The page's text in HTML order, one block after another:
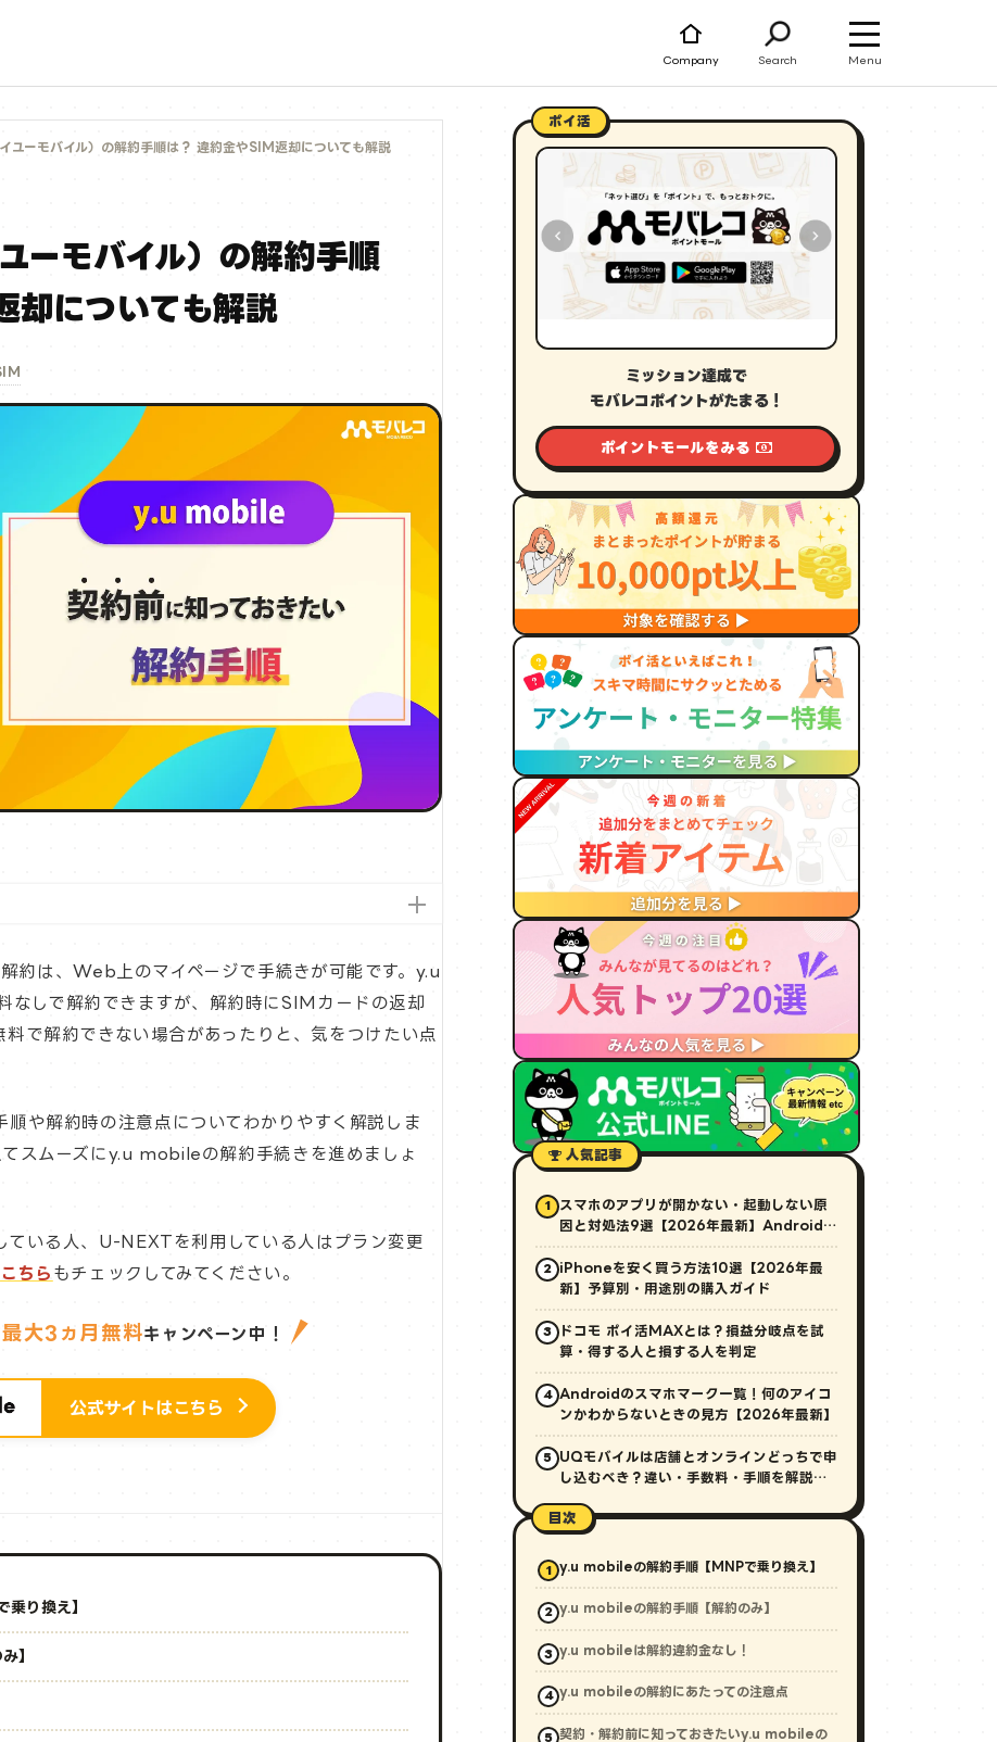
Company Search Menu
ーモバイル）の解約手順は？ 違約金やSIM返却についても解説
モバイル）の解約手順
却についても解説
約は、Web上のマイページで手続きが可能です。y.u
しで解約できますが、解約時にSIMカードの返却
で解約できない場合があったりと、気をつけたい点
や解約時の注意点についてわかりやすく解説しま
スムーズにy.u mobileの解約手続きを進めましょ
いる人、U-NEXTを利用している人はプラン変更
こちら もチェックしてみてください。
最大3ヵ月無料キャンペーン中！
公式サイトはこちら
り換え】
】
ポイ活
ミッション達成で
モバレコポイントがたまる！
ポイントモールをみる
人気記事
1
スマホのアプリが開かない・起動しない原
因と対処法9選【2026年最新】Android・
iPhone対応
2
iPhoneを安く買う方法10選【2026年最
新】予算別・用途別の購入ガイド
3
ドコモ ポイ活MAXとは？損益分岐点を試
算・得する人と損する人を判定
4
Androidのスマホマーク一覧！何のアイコ
ンかわからないときの見方【2026年最新】
5
UQモバイルは店舗とオンラインどっちで申
し込むべき？違い・手数料・手順を解説
目次
y.u mobileの解約手順【MNPで乗り換え】
y.u mobileの解約手順【解約のみ】
y.u mobileは解約違約金なし！
y.u mobileの解約にあたっての注意点
契約・解約前に知っておきたいy.u mobileの